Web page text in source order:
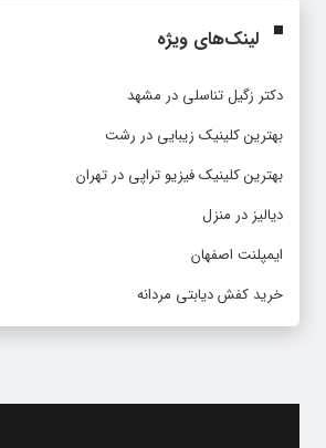
لینک‌های ویژه
دکتر زگیل تناسلی در مشهد
بهترین کلینیک زیبایی در رشت
بهترین کلینیک فیزیو تراپی در تهران
دیالیز در منزل
ایمپلنت اصفهان
خرید کفش دیابتی مردانه